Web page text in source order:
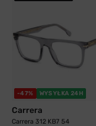
-47% WYSYŁKA 24H
Carrera
Carrera 312 KB7 54